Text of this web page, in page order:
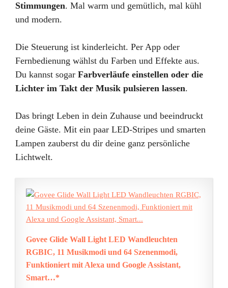
Stimmungen. Mal warm und gemütlich, mal kühl
und modern.
Die Steuerung ist kinderleicht. Per App oder
Fernbedienung wählst du Farben und Effekte aus.
Du kannst sogar Farbverläufe einstellen oder die
Lichter im Takt der Musik pulsieren lassen.
Das bringt Leben in dein Zuhause und beeindruckt
deine Gäste. Mit ein paar LED-Stripes und smarten
Lampen zauberst du dir deine ganz persönliche
Lichtwelt.
Govee Glide Wall Light LED Wandleuchten
RGBIC, 11 Musikmodi und 64 Szenenmodi,
Funktioniert mit Alexa und Google Assistant,
Smart…*